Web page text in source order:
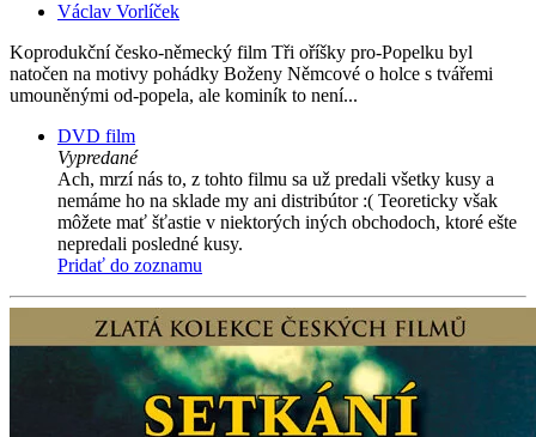
Václav Vorlíček
Koprodukční česko-německý film Tři oříšky pro-Popelku byl
natočen na motivy pohádky Boženy Němcové o holce s tvářemi
umouněnými od-popela, ale kominík to není...
DVD film
Vypredané
Ach, mrzí nás to, z tohto filmu sa už predali všetky kusy a
nemáme ho na sklade my ani distribútor :( Teoreticky však
môžete mať šťastie v niektorých iných obchodoch, ktoré ešte
nepredali posledné kusy.
Pridať do zoznamu